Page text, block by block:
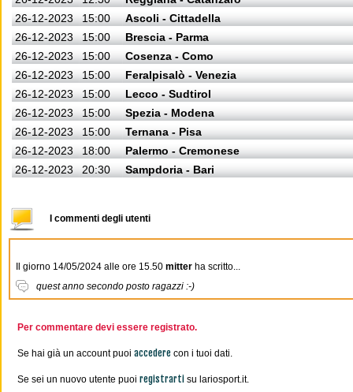
26-12-2023
15:00
Ascoli - Cittadella
26-12-2023
15:00
Brescia - Parma
26-12-2023
15:00
Cosenza - Como
26-12-2023
15:00
Feralpisalò - Venezia
26-12-2023
15:00
Lecco - Sudtirol
26-12-2023
15:00
Spezia - Modena
26-12-2023
15:00
Ternana - Pisa
26-12-2023
18:00
Palermo - Cremonese
26-12-2023
20:30 Sampdoria - Bari
I commenti degli utenti
Il giorno 14/05/2024 alle ore 15.50 mitter ha scritto...
quest anno secondo posto ragazzi :-)
Per commentare devi essere registrato.
Se hai già un account puoi accedere con i tuoi dati.
Se sei un nuovo utente puoi registrarti su lariosport.it.